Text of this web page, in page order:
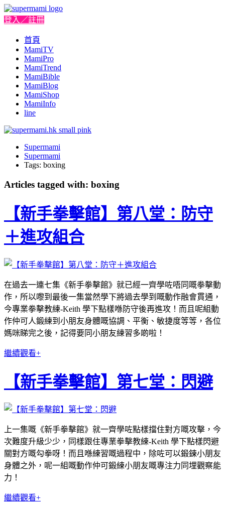
登入／註冊
首頁
MamiTV
MamiPro
MamiTrend
MamiBible
MamiBlog
MamiShop
MamiInfo
line
Supermami
Supermami
Tags: boxing
Articles tagged with: boxing
【新手拳擊館】第八堂：防守
＋進攻組合
在過去一連七集《新手拳擊館》就已經一齊學咗唔同嘅拳擊動
作，所以嚟到最後一集當然學下將過去學到嘅動作融會貫通，
今專業拳擊教練-Keith 學下點樣喺防守後再進攻！而且呢組動
作仲可人鍛練到小朋友身體嘅協調、平衡、敏捷度等等，各位
媽咪睇完之後，記得要同小朋友練習多啲啦！
繼續觀看+
【新手拳擊館】第七堂：閃避
上一集嘅《新手拳擊館》就一齊學咗點樣擋住對方嘅攻擊，今
次難度升級少少，同樣跟住專業拳擊教練-Keith 學下點樣閃避
關對方嘅勾拳呀！而且喺練習嘅過程中，除咗可以鍛鍊小朋友
身體之外，呢一組嘅動作仲可鍛練小朋友嘅專注力同埋觀察能
力！
繼續觀看+